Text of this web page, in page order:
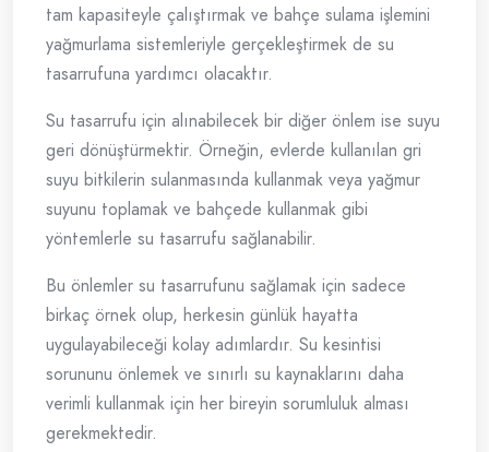
tam kapasiteyle çalıştırmak ve bahçe sulama işlemini
yağmurlama sistemleriyle gerçekleştirmek de su
tasarrufuna yardımcı olacaktır.
Su tasarrufu için alınabilecek bir diğer önlem ise suyu
geri dönüştürmektir. Örneğin, evlerde kullanılan gri
suyu bitkilerin sulanmasında kullanmak veya yağmur
suyunu toplamak ve bahçede kullanmak gibi
yöntemlerle su tasarrufu sağlanabilir.
Bu önlemler su tasarrufunu sağlamak için sadece
birkaç örnek olup, herkesin günlük hayatta
uygulayabileceği kolay adımlardır. Su kesintisi
sorununu önlemek ve sınırlı su kaynaklarını daha
verimli kullanmak için her bireyin sorumluluk alması
gerekmektedir.